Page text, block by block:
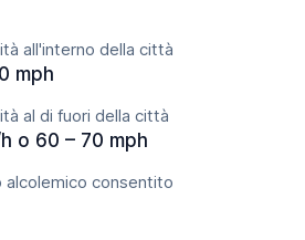
all'interno della città
mph
al di fuori della città
o 60 – 70 mph
alcolemico consentito